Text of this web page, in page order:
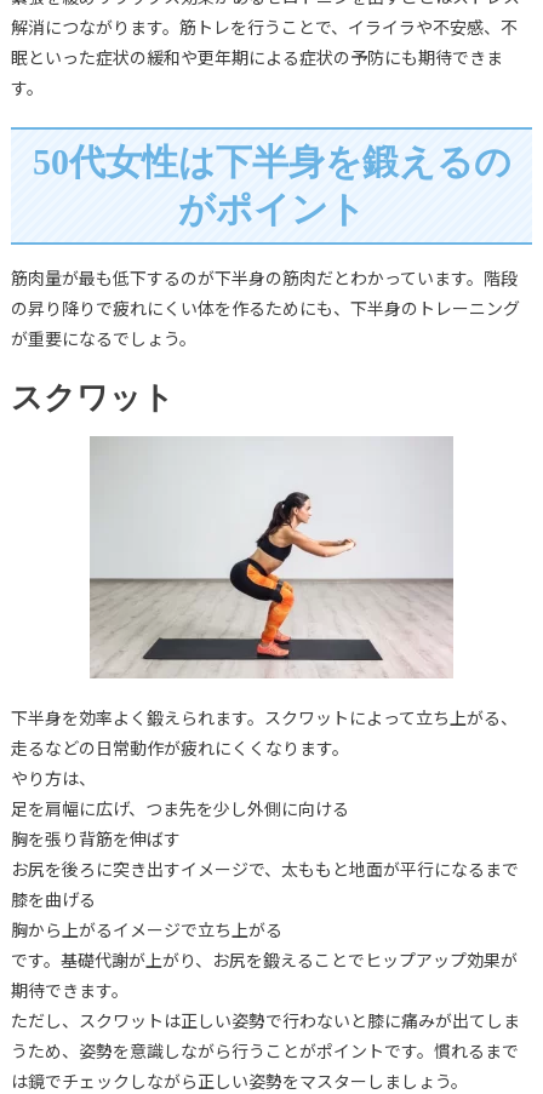
解消につながります。筋トレを行うことで、イライラや不安感、不
眠といった症状の緩和や更年期による症状の予防にも期待できま
す。
50代女性は下半身を鍛えるの
がポイント
筋肉量が最も低下するのが下半身の筋肉だとわかっています。階段
の昇り降りで疲れにくい体を作るためにも、下半身のトレーニング
が重要になるでしょう。
スクワット
下半身を効率よく鍛えられます。スクワットによって立ち上がる、
走るなどの日常動作が疲れにくくなります。
やり方は、
足を肩幅に広げ、つま先を少し外側に向ける
胸を張り背筋を伸ばす
お尻を後ろに突き出すイメージで、太ももと地面が平行になるまで
膝を曲げる
胸から上がるイメージで立ち上がる
です。基礎代謝が上がり、お尻を鍛えることでヒップアップ効果が
期待できます。
ただし、スクワットは正しい姿勢で行わないと膝に痛みが出てしま
うため、姿勢を意識しながら行うことがポイントです。慣れるまで
は鏡でチェックしながら正しい姿勢をマスターしましょう。